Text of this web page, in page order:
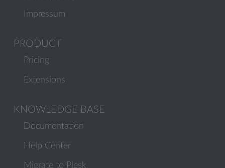
Impressum
PRODUCT
Pricing
Extensions
KNOWLEDGE BASE
Documentation
Help Center
Migrate to Plesk